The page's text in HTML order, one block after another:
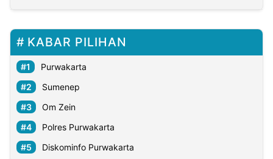
KABAR PILIHAN
Purwakarta
Sumenep
Om Zein
Polres Purwakarta
Diskominfo Purwakarta